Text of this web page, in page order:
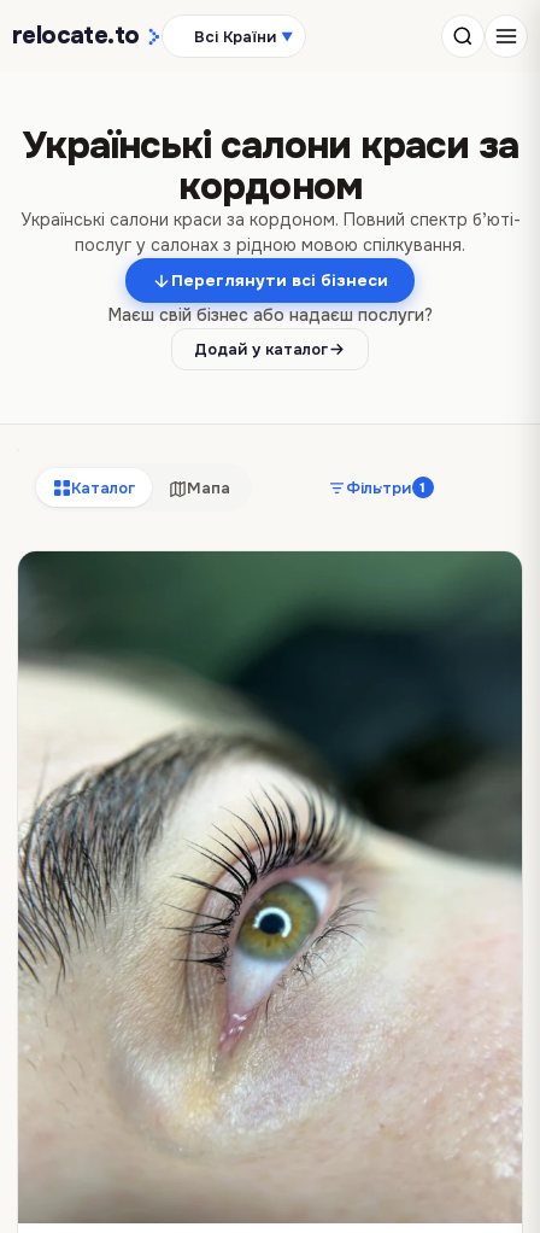
relocate.to Всі Країни ▼
Українські салони краси за
кордоном
Українські салони краси за кордоном. Повний спектр бʼюті-
послуг у салонах з рідною мовою спілкування.
Переглянути всі бізнеси
Маєш свій бізнес або надаєш послуги?
Додай у каталог
Фільтри 1
Каталог Мапа